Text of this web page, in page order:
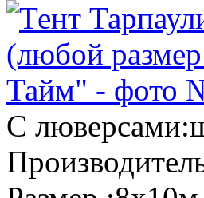
С люверсами: